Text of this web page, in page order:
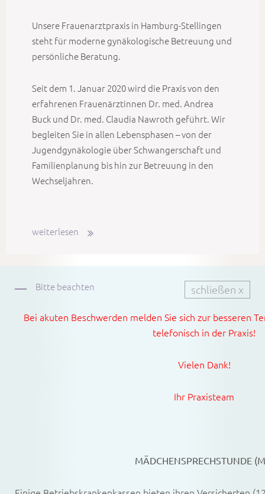
Unsere Frauenarztpraxis in Hamburg-Stellingen
steht für moderne gynäkologische Betreuung und
persönliche Beratung.
Seit dem 1. Januar 2020 wird die Praxis von den
erfahrenen Frauenärztinnen Dr. med. Andrea
Buck und Dr. med. Claudia Nawroth geführt. Wir
begleiten Sie in allen Lebensphasen – von der
Jugendgynäkologie über Schwangerschaft und
Familienplanung bis hin zur Betreuung in den
Wechseljahren.
weiterlesen
schließen x
Bitte beachten
Bei akuten Beschwerden melden Sie sich zur besseren
telefonisch in der Praxis!
Vielen Dank!
Ihr Praxisteam
MÄDCHENSPRECHSTUNDE